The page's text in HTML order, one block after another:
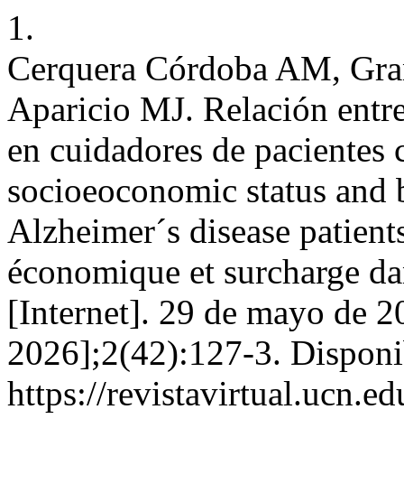
1.
Cerquera Córdoba AM,
Aparicio MJ. Relación
en cuidadores de
socioeoconomic status
Alzheimer´s disease
économique et surcharge
[Internet]. 29 de mayo de
2026];2(42):127-3.
https://